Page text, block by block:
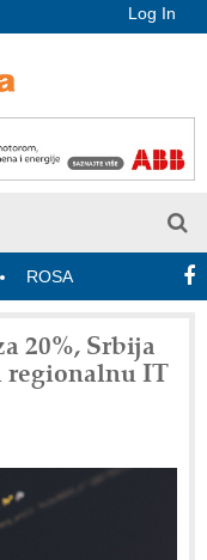
Log In
i SCHUNK podižu
20%, Srbija
regionalnu IT